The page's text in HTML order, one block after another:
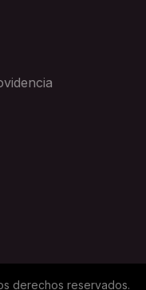
derechos reservados.